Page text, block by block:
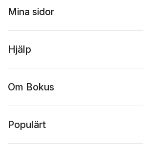
Mina sidor
Hjälp
Om Bokus
Populärt